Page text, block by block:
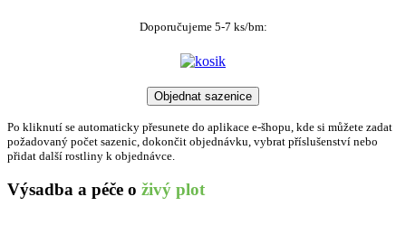
Doporučujeme 5-7 ks/bm:
Po kliknutí se automaticky přesunete do aplikace e-šhopu, kde si můžete zadat
požadovaný počet sazenic, dokončit objednávku, vybrat příslušenství nebo
přidat další rostliny k objednávce.
Výsadba a péče o živý plot